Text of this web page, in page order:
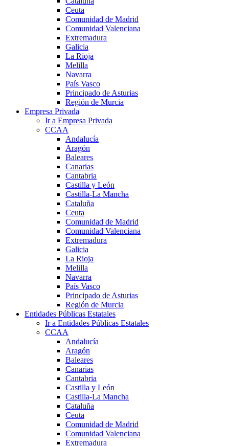
Ceuta
Comunidad de Madrid
Comunidad Valenciana
Extremadura
Galicia
La Rioja
Melilla
Navarra
País Vasco
Principado de Asturias
Región de Murcia
Empresa Privada
Ir a Empresa Privada
CCAA
Andalucía
Aragón
Baleares
Canarias
Cantabria
Castilla y León
Castilla-La Mancha
Cataluña
Ceuta
Comunidad de Madrid
Comunidad Valenciana
Extremadura
Galicia
La Rioja
Melilla
Navarra
País Vasco
Principado de Asturias
Región de Murcia
Entidades Públicas Estatales
Ir a Entidades Públicas Estatales
CCAA
Andalucía
Aragón
Baleares
Canarias
Cantabria
Castilla y León
Castilla-La Mancha
Cataluña
Ceuta
Comunidad de Madrid
Comunidad Valenciana
Extremadura